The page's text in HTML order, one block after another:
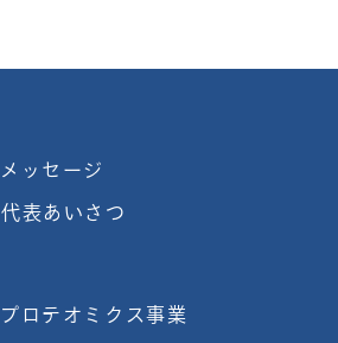
メッセージ
代表あいさつ
プロテオミクス事業